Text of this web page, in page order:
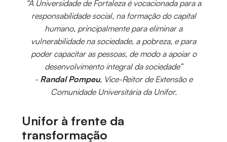
“A Universidade de Fortaleza é vocacionada para a
responsabilidade social, na formação do capital
humano, principalmente para eliminar a
vulnerabilidade na sociedade, a pobreza, e para
poder capacitar as pessoas, de modo a apoiar o
desenvolvimento integral da sociedade”
- Randal Pompeu, Vice-Reitor de Extensão e
Comunidade Universitária da Unifor.
Unifor à frente da
transformação